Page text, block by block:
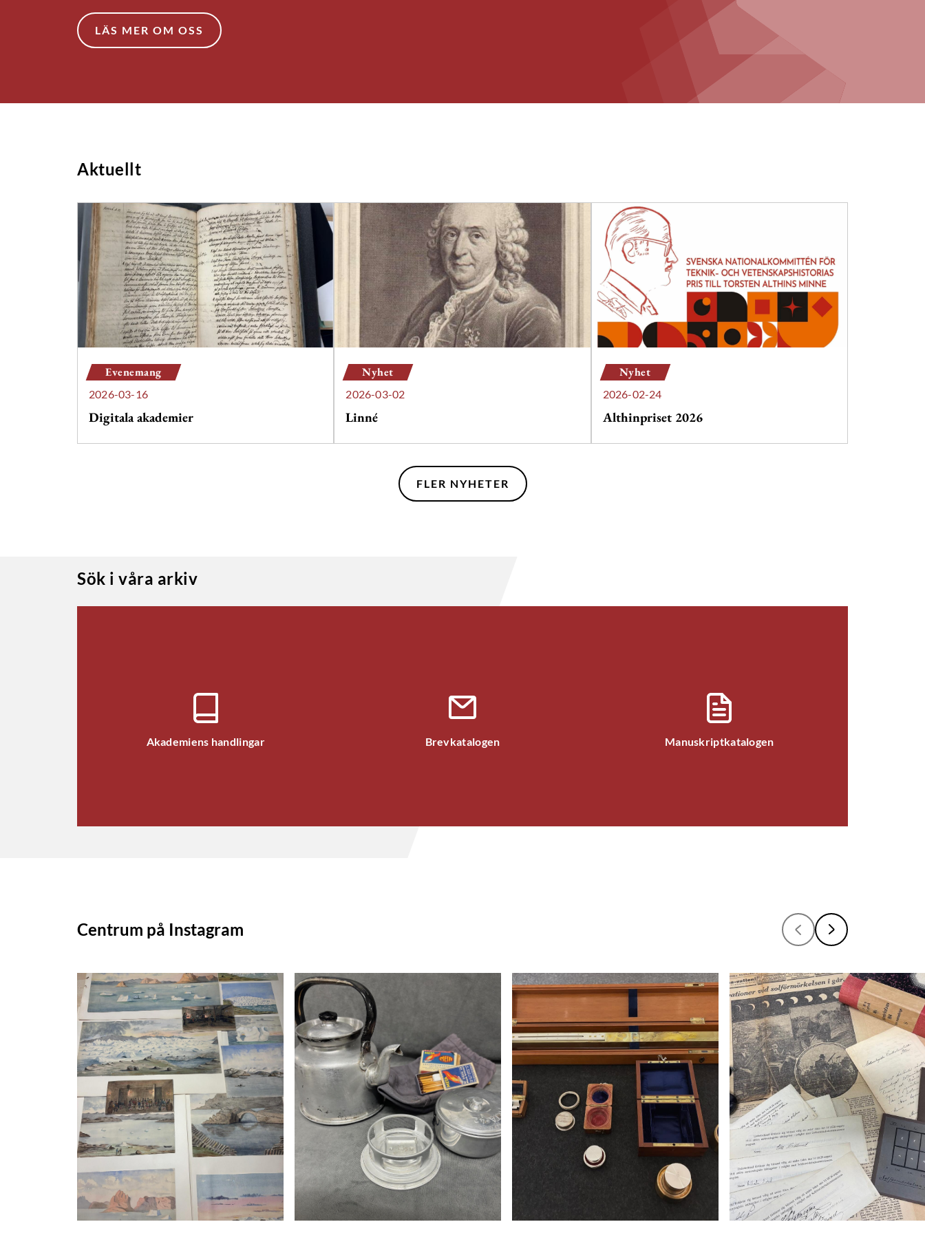
LÄS MER OM OSS
LÄS MER OM OSS
Aktuellt
Evenemang
2026-03-16
Digitala akademier
Nyhet
2026-03-02
Linné
Nyhet
2026-02-24
Althinpriset 2026
FLER NYHETER
FLER NYHETER
Sök i våra arkiv
Akademiens handlingar Brevkatalogen Manuskriptkatalogen
Centrum på Instagram
2026-01-14
Watercolour paintings made by
Theodor Nordström (1843-
1920) during the Swedish
expedition to Greenland in the
summer of 1870.
2025-11-08
It’s Archives Day in Sweden! An
annual event when archives
display items from their
collections on a certain theme.
2025-10-23
This year marks 150 years since
the “Metre Convention” was
signed in May 1875 by Sweden
and 16 other countries.
2025-10-10
The days might feel dark as we
head into the winter season, but
it’s comforting to know that the
light will eventually return.